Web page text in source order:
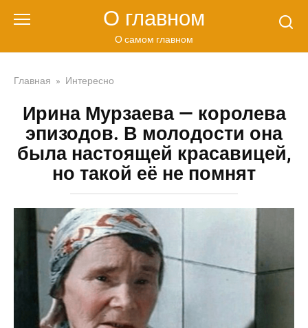
О главном
О самом главном
Главная » Интересно
Ирина Мурзаева — королева
эпизодов. В молодости она
была настоящей красавицей,
но такой её не помнят